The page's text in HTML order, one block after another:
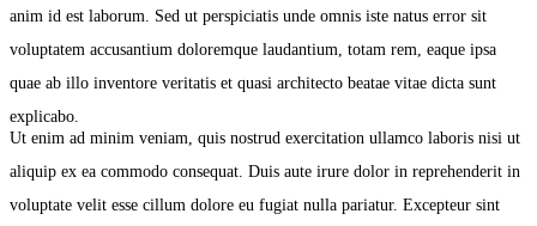
anim id est laborum. Sed ut perspiciatis unde omnis iste natus error sit
voluptatem accusantium doloremque laudantium, totam rem, eaque ipsa
quae ab illo inventore veritatis et quasi architecto beatae vitae dicta sunt
explicabo.
Ut enim ad minim veniam, quis nostrud exercitation ullamco laboris nisi ut
aliquip ex ea commodo consequat. Duis aute irure dolor in reprehenderit in
voluptate velit esse cillum dolore eu fugiat nulla pariatur. Excepteur sint